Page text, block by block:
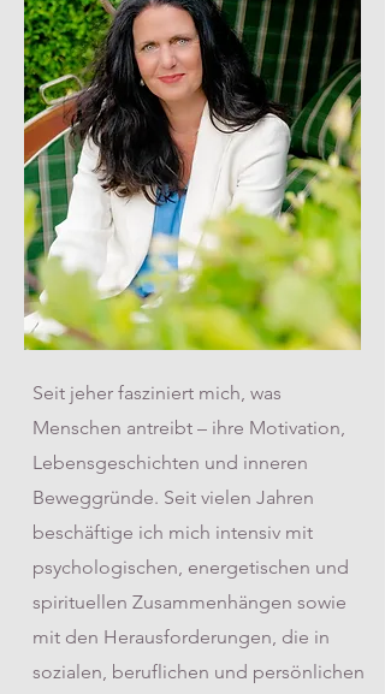
Seit jeher fasziniert mich, was
Menschen antreibt – ihre Motivation,
Lebensgeschichten und inneren
Beweggründe. Seit vielen Jahren
beschäftige ich mich intensiv mit
psychologischen, energetischen und
spirituellen Zusammenhängen sowie
mit den Herausforderungen, die in
sozialen, beruflichen und persönlichen